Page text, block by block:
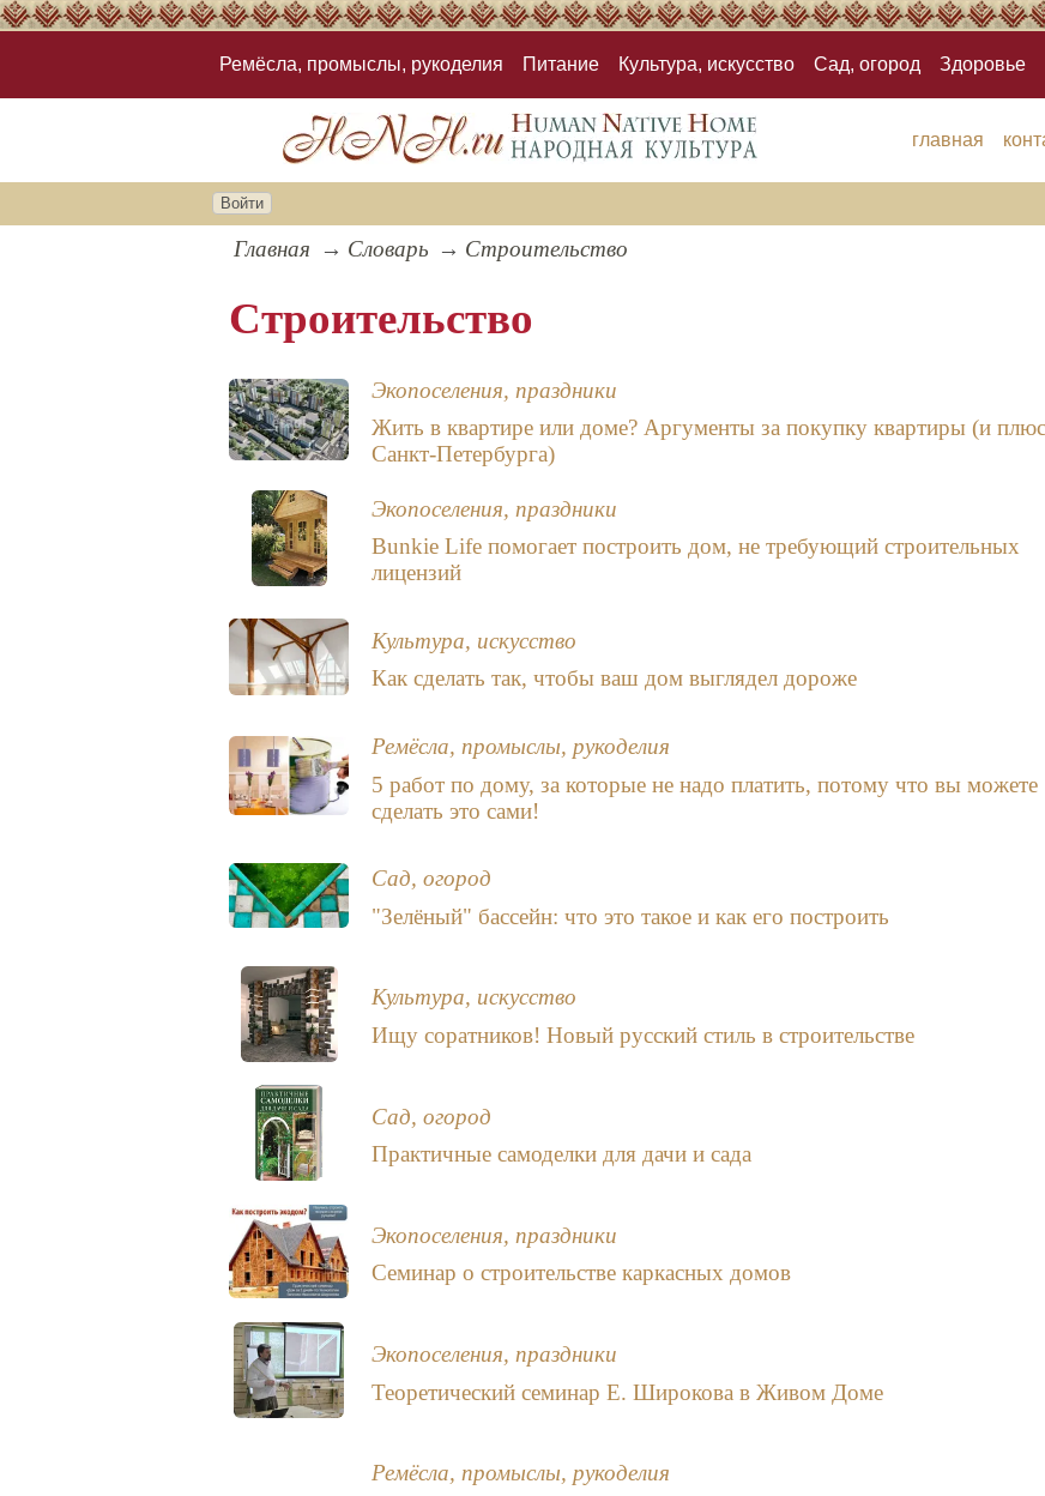
Ремёсла, промыслы, рукоделия Питание Культура, искусство Сад, огород Здоровье
главная
Войти
Главная Словарь Строительство
Строительство
Экопоселения, праздники
Жить в квартире или доме? Аргументы за покупку квартиры (и
Санкт-Петербурга)
Экопоселения, праздники
Bunkie Life помогает построить дом, не требующий строительных
лицензий
Культура, искусство
Как сделать так, чтобы ваш дом выглядел дороже
Ремёсла, промыслы, рукоделия
5 работ по дому, за которые не надо платить, потому что вы можете
сделать это сами!
Сад, огород
"Зелёный" бассейн: что это такое и как его построить
Культура, искусство
Ищу соратников! Новый русский стиль в строительстве
Сад, огород
Практичные самоделки для дачи и сада
Экопоселения, праздники
Семинар о строительстве каркасных домов
Экопоселения, праздники
Теоретический семинар Е. Широкова в Живом Доме
Ремёсла, промыслы, рукоделия